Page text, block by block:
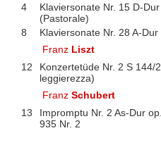
4
Klaviersonate Nr. 15 D-
(Pastorale)
8 Klaviersonate Nr. 28 A-Dur
Franz Liszt
12
Konzertetüde Nr. 2 S 144/
leggierezza)
FranzSchubert
13
Impromptu Nr. 2 As-Dur
935 Nr. 2